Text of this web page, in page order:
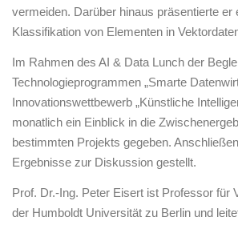
vermeiden. Darüber hinaus präsentierte er
Klassifikation von Elementen in
Im Rahmen des AI & Data Lunch der
Technologieprogrammen „Smarte
Innovationswettbewerb „Künstliche
monatlich ein Einblick in die
bestimmten Projekts gegeben.
Ergebnisse zur Diskussion gestellt.
Prof. Dr.-Ing. Peter Eisert ist Professor für
der Humboldt Universität zu Berlin und